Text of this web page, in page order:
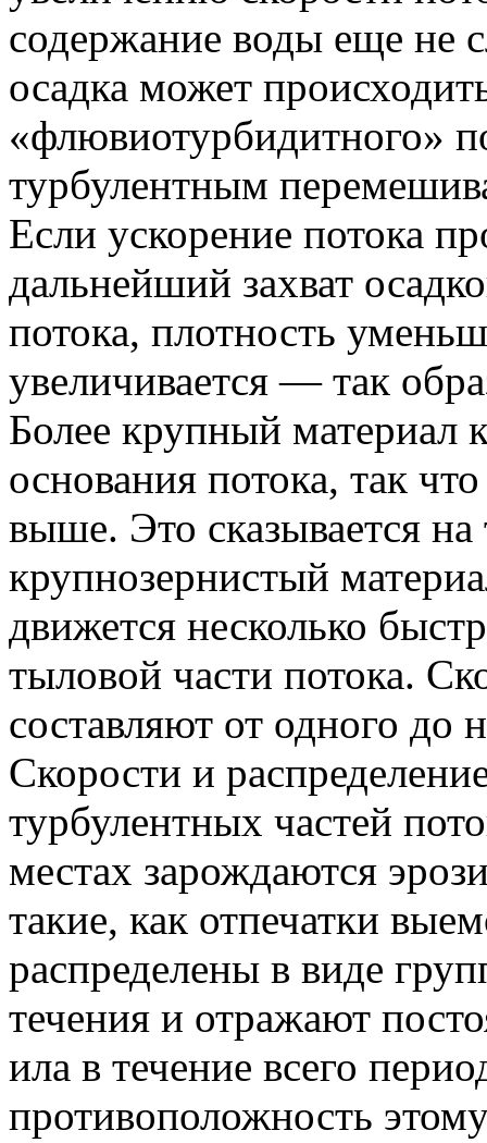
содержание воды еще не
осадка может
«флювиотурбидитного»
турбулентным
Если ускорение потока
дальнейший захват
потока, плотность
увеличивается — так
Более крупный материал
основания потока, так
выше. Это сказывается на
крупнозернистый
движется несколько
тыловой части потока.
составляют от одного до
Скорости и
турбулентных частей
местах зарождаются
такие, как отпечатки
распределены в виде
течения и отражают
ила в течение всего
противоположность